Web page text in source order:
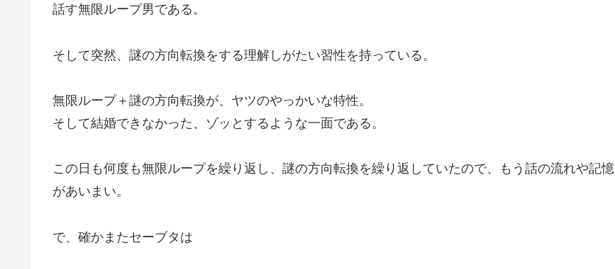
話す無限ループ男である。
そして突然、謎の方向転換をする理解しがたい習性を持っている。
無限ループ＋謎の方向転換が、ヤツのやっかいな特性。
そして結婚できなかった、ゾッとするような一面である。
この日も何度も無限ループを繰り返し、謎の方向転換を繰り返していたので、もう話の流れや記憶
があいまい。
で、確かまたセーブタは